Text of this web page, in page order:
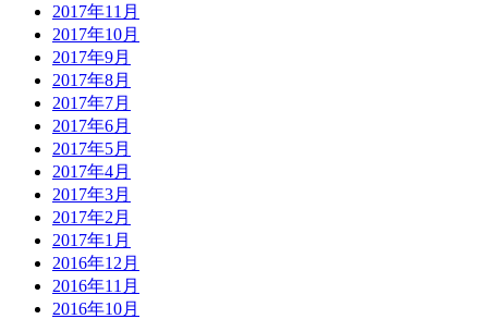
2017年11月
2017年10月
2017年9月
2017年8月
2017年7月
2017年6月
2017年5月
2017年4月
2017年3月
2017年2月
2017年1月
2016年12月
2016年11月
2016年10月